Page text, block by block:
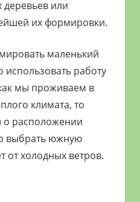
деревьев или
их формировки.
маленький
работу
мы проживаем в
климата, то
о расположении
выбрать южную
от холодных ветров.